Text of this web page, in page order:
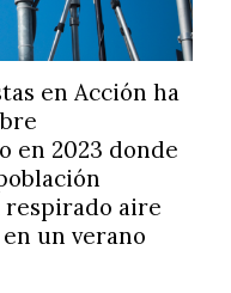
en Acción ha
en 2023 donde
respirado aire
un verano